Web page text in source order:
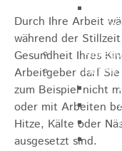
Hallen
Durch Ihre Arbeit
während der
Gesundheit Ihres
Arbeitgeber darf
zum Beispiel nicht
oder mit Arbeiten
Hitze, Kälte oder
ausgesetzt sind.